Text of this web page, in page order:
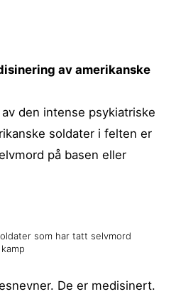
av amerikanske
den intense psykiatriske
soldater i felten er
på basen eller
som har tatt selvmord
De er medisinert.